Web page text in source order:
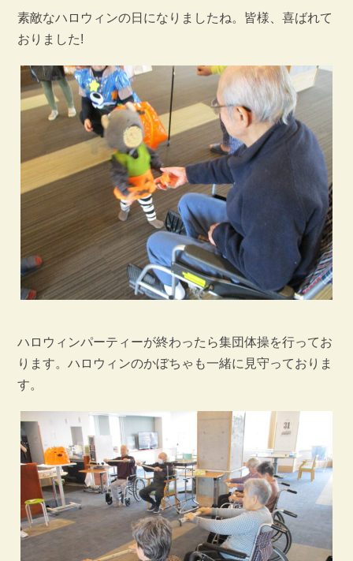
素敵なハロウィンの日になりましたね。皆様、喜ばれて
おりました!
ハロウィンパーティーが終わったら集団体操を行ってお
ります。ハロウィンのかぼちゃも一緒に見守っておりま
す。